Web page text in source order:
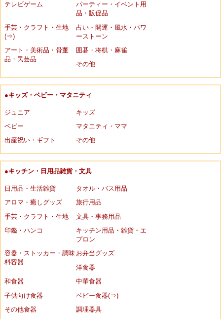
テレビゲーム
パーティー・イベント用
品・販促品
手芸・クラフト・生地
(⇒)
占い・開運・風水・パワ
ーストーン
アート・美術品・骨董
品・民芸品
囲碁・将棋・麻雀
その他
●キッズ・ベビー・マタニティ
ジュニア
キッズ
ベビー
マタニティ・ママ
出産祝い・ギフト
その他
●キッチン・日用品雑貨・文具
日用品・生活雑貨
タオル・バス用品
アロマ・癒しグッズ
旅行用品
手芸・クラフト・生地
文具・事務用品
印鑑・ハンコ
キッチン用品・雑貨・エ
プロン
容器・ストッカー・調味
料容器
お弁当グッズ
洋食器
和食器
中華食器
子供向け食器
ベビー食器(⇒)
その他食器
調理器具